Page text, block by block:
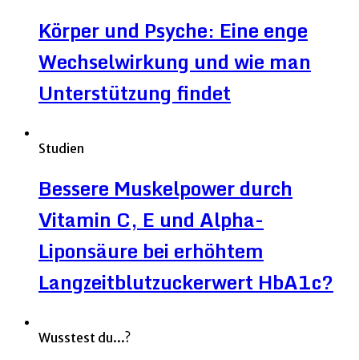
Körper und Psyche: Eine enge
Wechselwirkung und wie man
Unterstützung findet
Studien
Bessere Muskelpower durch
Vitamin C, E und Alpha-
Liponsäure bei erhöhtem
Langzeitblutzuckerwert HbA1c?
Wusstest du...?